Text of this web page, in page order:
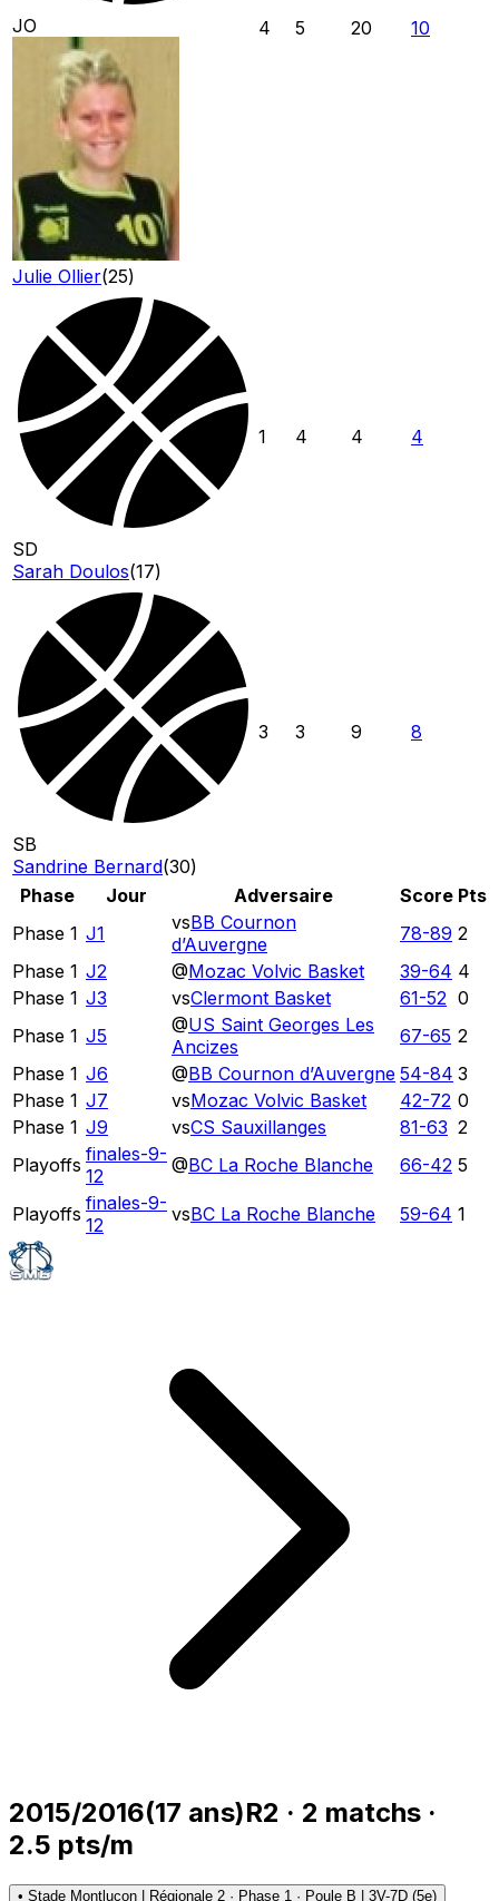
JO
Julie Ollier(25)
4 5 20 10
SD
Sarah Doulos(17)
1 4 4 4
SB
Sandrine Bernard(30)
3 3 9 8
Phase Jour Adversaire Score Pts
Phase 1 J1 vsBB Cournon
d’Auvergne
78-89 2
Phase 1 J2 @Mozac Volvic Basket 39-64 4
Phase 1 J3 vsClermont Basket 61-52 0
Phase 1 J5 @US Saint Georges Les
Ancizes
67-65 2
Phase 1 J6 @BB Cournon d’Auvergne 54-84 3
Phase 1 J7 vsMozac Volvic Basket 42-72 0
Phase 1 J9 vsCS Sauxillanges 81-63 2
Playoffs finales-9-
12
@BC La Roche Blanche 66-42 5
Playoffs finales-9-
12
vsBC La Roche Blanche 59-64 1
2015/2016(17 ans)R2 · 2 matchs ·
2.5 pts/m
• Stade Montluçon | Régionale 2 · Phase 1 · Poule B | 3V-7D (5e)